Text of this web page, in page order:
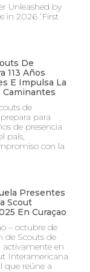
Unleashed by
in 2026 ‘First
De
113 Años
E Impulsa La
Caminantes
de
para
de presencia
país,
con la
Presentes
Scout
En Curaçao
– octubre de
de Scouts de
activamente en
Interamericana
que reúne a